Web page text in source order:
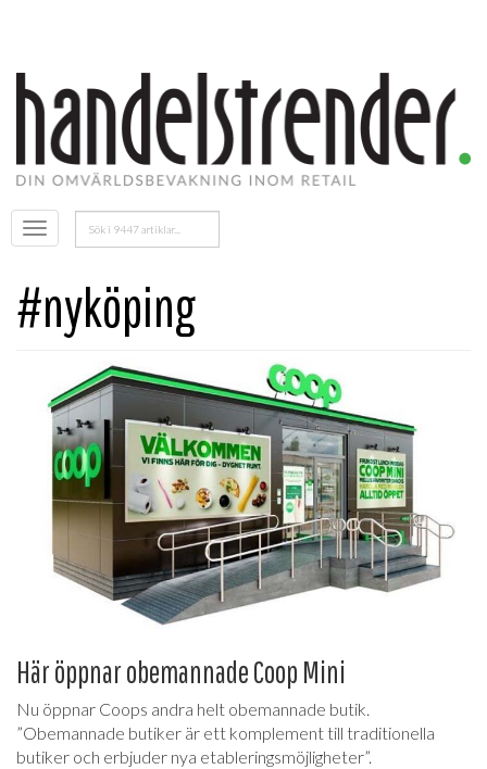
Öppna
menyn
Sök
efter:
#nyköping
Här öppnar obemannade Coop Mini
Nu öppnar Coops andra helt obemannade butik.
”Obemannade butiker är ett komplement till traditionella
butiker och erbjuder nya etableringsmöjligheter”.